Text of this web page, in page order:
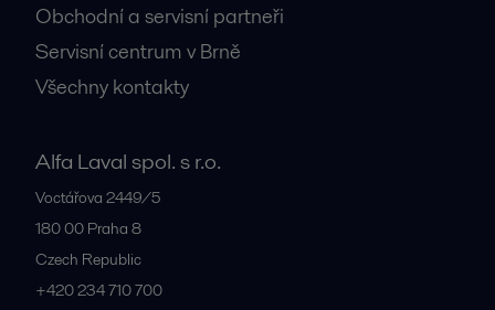
Obchodní a servisní partneři
Servisní centrum v Brně
Všechny kontakty
Alfa Laval spol. s r.o.
Voctářova 2449/5
180 00 Praha 8
Czech Republic
+420 234 710 700